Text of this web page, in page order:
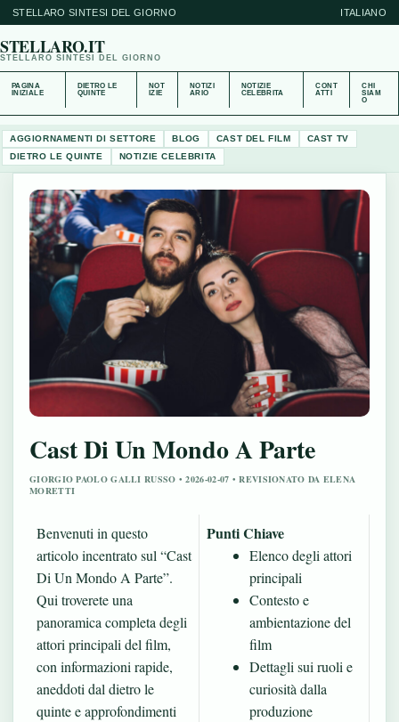
STELLARO SINTESI DEL GIORNO ITALIANO
STELLARO.IT
STELLARO SINTESI DEL GIORNO
PAGINA
INIZIALE
DIETRO LE
QUINTE
NOT
IZIE
NOTIZI
ARIO
NOTIZIE
CELEBRITA
CONT
ATTI
CHI
SIAM
O
AGGIORNAMENTI DI SETTORE BLOG CAST DEL FILM
CAST TV
DIETRO LE QUINTE
NOTIZIE CELEBRITA
Cast Di Un Mondo A Parte
GIORGIO PAOLO GALLI RUSSO • 2026-02-07 • REVISIONATO DA ELENA
MORETTI
Benvenuti in questo
articolo incentrato sul “Cast
Di Un Mondo A Parte”.
Qui troverete una
panoramica completa degli
attori principali del film,
con informazioni rapide,
aneddoti dal dietro le
quinte e approfondimenti
Punti Chiave
Elenco degli attori
principali
Contesto e
ambientazione del
film
Dettagli sui ruoli e
curiosità dalla
produzione